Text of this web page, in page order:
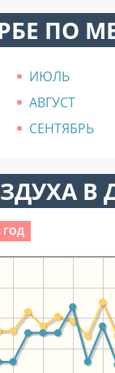
ПО
ИЮЛЬ
АВГУСТ
СЕНТЯБРЬ
В
ГОД